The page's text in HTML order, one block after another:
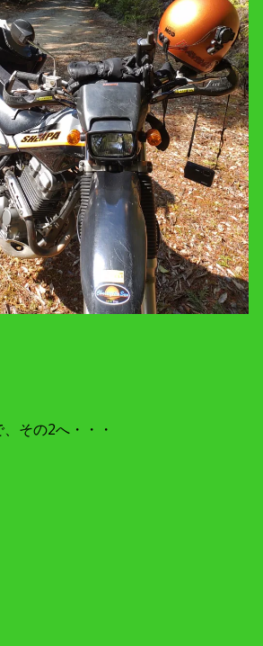
その2へ・・・